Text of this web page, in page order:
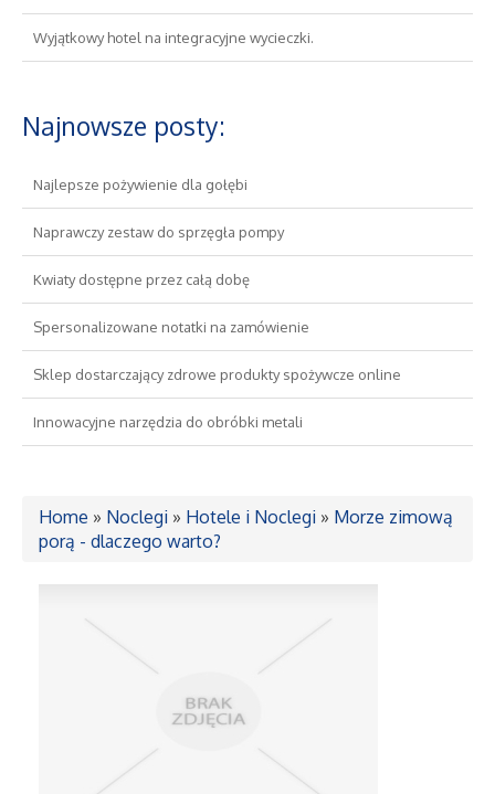
Remonty, Elektryk, Hydraulik
Drzwi i Okna
Nieruchomości, Działki
Domy, Mieszkania
Wykształcenie
Kursy Językowe
Tłumaczenia
Sprzedaż Interntowa
Wyjątkowy hotel na integracyjne wycieczki.
Najnowsze posty:
Najlepsze pożywienie dla gołębi
Naprawczy zestaw do sprzęgła pompy
Kwiaty dostępne przez całą dobę
Spersonalizowane notatki na zamówienie
Sklep dostarczający zdrowe produkty spożywcze online
Innowacyjne narzędzia do obróbki metali
Home » Noclegi » Hotele i Noclegi » Morze zimową
porą - dlaczego warto?